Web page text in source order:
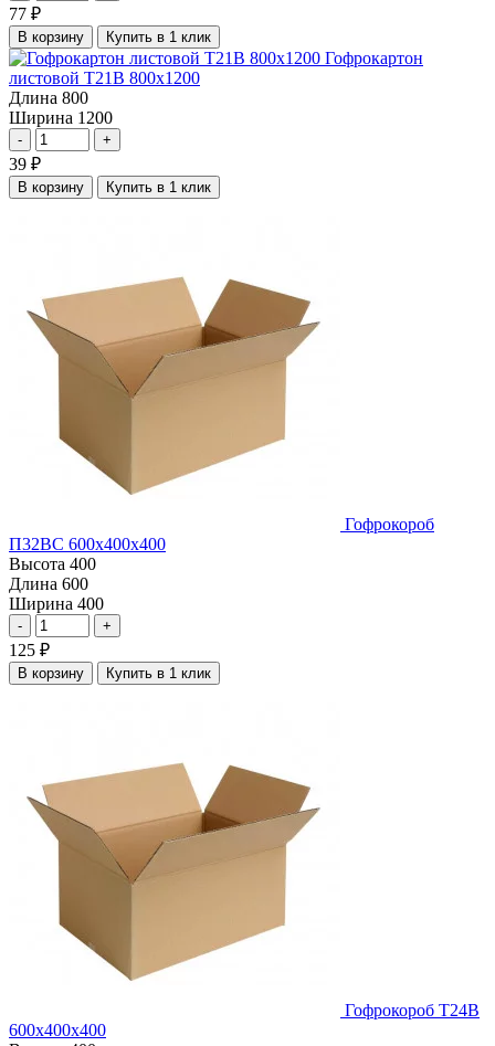
77 ₽
В корзину Купить в 1 клик
Гофрокартон
листовой Т21В 800х1200
Длина 800
Ширина 1200
- +
39 ₽
В корзину Купить в 1 клик
Гофрокороб
П32ВС 600х400х400
Высота 400
Длина 600
Ширина 400
- +
125 ₽
В корзину Купить в 1 клик
Гофрокороб Т24В
600х400х400